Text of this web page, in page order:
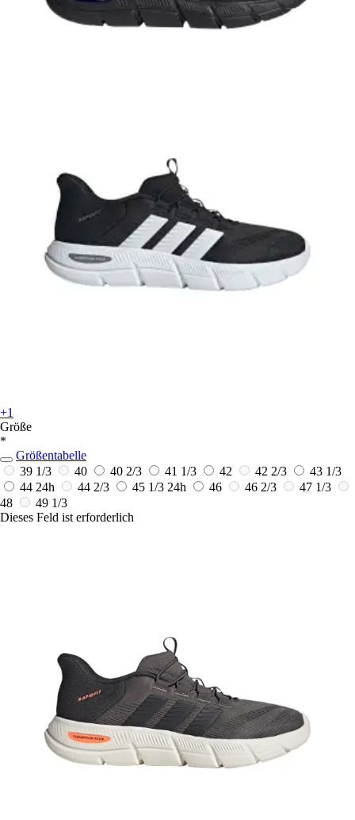
+1
Größe
*
Größentabelle
39 1/3
40 40 2/3 41 1/3 42 42 2/3
43 1/3
44 24h 44 2/3 45 1/3 24h 46 46 2/3
47 1/3
48
49 1/3
Dieses Feld ist erforderlich